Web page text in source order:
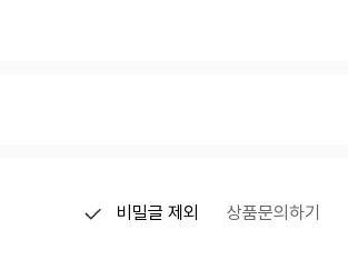
비밀글 제외 상품문의하기